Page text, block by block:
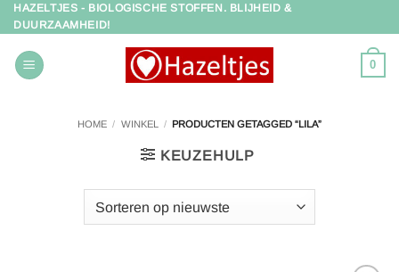
Ga
naar
inhoud
HAZELTJES - BIOLOGISCHE STOFFEN. BLIJHEID &
DUURZAAMHEID!
0
HOME / WINKEL / PRODUCTEN GETAGGED “LILA”
KEUZEHULP